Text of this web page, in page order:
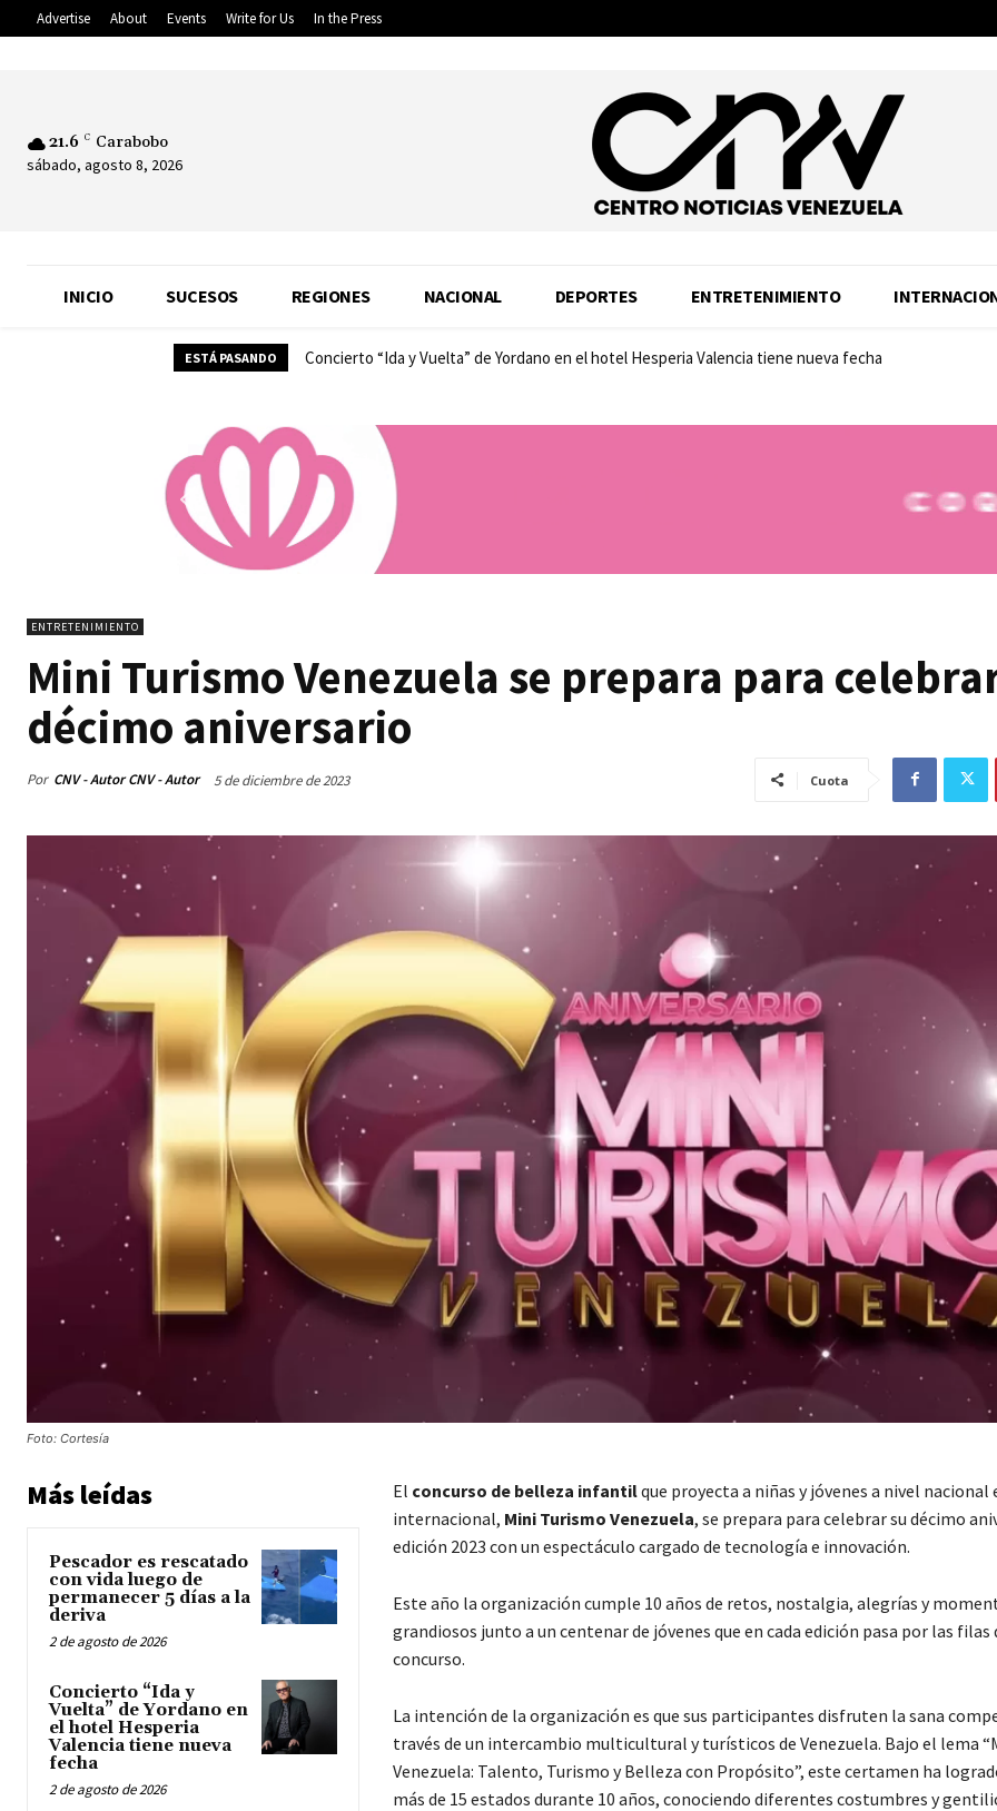
Advertise About Events Write for Us In the Press
21.6 C Carabobo
sábado, agosto 8, 2026
INICIO SUCESOS REGIONES NACIONAL DEPORTES ENTRETENIMIENTO
ESTÁ PASANDO Concierto “Ida y Vuelta” de Yordano en el hotel Hesperia Valencia tiene nueva fecha
ENTRETENIMIENTO
Mini Turismo Venezuela se prepara para
décimo aniversario
Por CNV - Autor CNV - Autor 5 de diciembre de 2023 Cuota
Foto: Cortesía
Más leídas
Pescador es rescatado
con vida luego de
permanecer 5 días a la
deriva
2 de agosto de 2026
Concierto “Ida y
Vuelta” de Yordano en
el hotel Hesperia
Valencia tiene nueva
fecha
2 de agosto de 2026
El concurso de belleza infantilque proyecta a niñas y jóvenes a nivel nacional
internacional, Mini Turismo Venezuela, se prepara para celebrar su décimo
edición 2023 con un espectáculo cargado de tecnología e innovación.
Este año la organización cumple 10 años de retos, nostalgia, alegrías y
grandiosos junto a un centenar de jóvenes que en cada edición pasa por las filas
concurso.
La intención de la organización es que sus participantes disfruten la sana
través de un intercambio multicultural y turísticos de Venezuela. Bajo el lema
Venezuela: Talento, Turismo y Belleza con Propósito”, este certamen ha
más de 15 estados durante 10 años, conociendo diferentes costumbres y